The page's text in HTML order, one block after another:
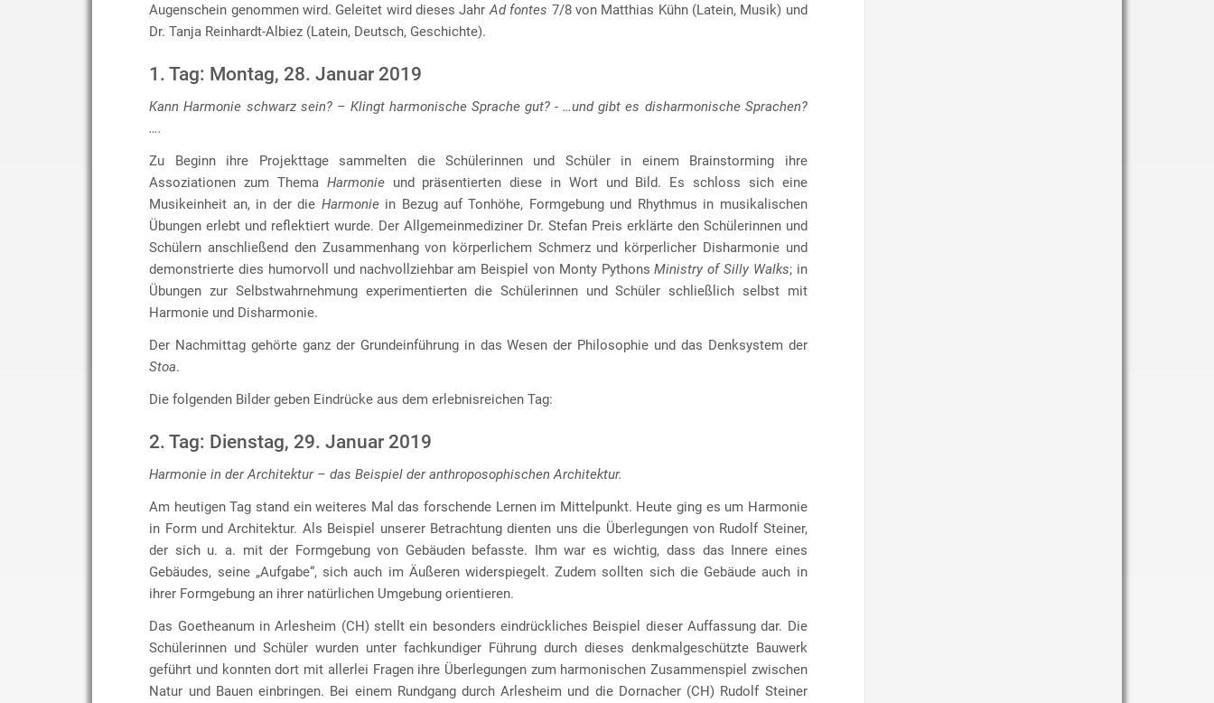
Augenschein genommen wird. Geleitet wird dieses Jahr Ad fontes 7/8 von Matthias Kühn (Latein, Musik) und
Dr. Tanja Reinhardt-Albiez (Latein, Deutsch, Geschichte).
1. Tag: Montag, 28. Januar 2019
Kann Harmonie schwarz sein? – Klingt harmonische Sprache gut? - …und gibt es disharmonische Sprachen?
….
Zu Beginn ihre Projekttage sammelten die Schülerinnen und Schüler in einem Brainstorming ihre
Assoziationen zum Thema Harmonieund präsentierten diese in Wort und Bild. Es schloss sich eine
Musikeinheit an, in der die Harmoniein Bezug auf Tonhöhe, Formgebung und Rhythmus in musikalischen
Übungen erlebt und reflektiert wurde. Der Allgemeinmediziner Dr. Stefan Preis erklärte den Schülerinnen und
Schülern anschließend den Zusammenhang von körperlichem Schmerz und körperlicher Disharmonie und
demonstrierte dies humorvoll und nachvollziehbar am Beispiel von Monty PythonsMinistry of Silly Walks; in
Übungen zur Selbstwahrnehmung experimentierten die Schülerinnen und Schüler schließlich selbst mit
Harmonie und Disharmonie.
Der Nachmittag gehörte ganz der Grundeinführung in das Wesen der Philosophie und das Denksystem der
Stoa.
Die folgenden Bilder geben Eindrücke aus dem erlebnisreichen Tag:
2. Tag: Dienstag, 29. Januar 2019
Harmonie in der Architektur – das Beispiel der anthroposophischen Architektur.
Am heutigen Tag stand ein weiteres Mal das forschende Lernen im Mittelpunkt. Heute ging es um Harmonie
in Form und Architektur. Als Beispiel unserer Betrachtung dienten uns die Überlegungen von Rudolf Steiner,
der sich u. a. mit der Formgebung von Gebäuden befasste. Ihm war es wichtig, dass das Innere eines
Gebäudes, seine „Aufgabe“, sich auch im Äußeren widerspiegelt. Zudem sollten sich die Gebäude auch in
ihrer Formgebung an ihrer natürlichen Umgebung orientieren.
Das Goetheanum in Arlesheim (CH) stellt ein besonders eindrückliches Beispiel dieser Auffassung dar. Die
Schülerinnen und Schüler wurden unter fachkundiger Führung durch dieses denkmalgeschützte Bauwerk
geführt und konnten dort mit allerlei Fragen ihre Überlegungen zum harmonischen Zusammenspiel zwischen
Natur und Bauen einbringen. Bei einem Rundgang durch Arlesheim und die Dornacher (CH) Rudolf Steiner